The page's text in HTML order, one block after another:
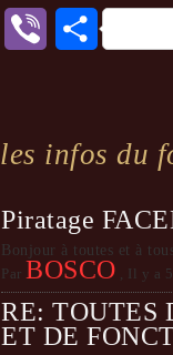
Viber Partager
les infos du
Piratage
Bonjour à toutes et à
Par BOSCO Il y a
RE: TOUTES
ET DE